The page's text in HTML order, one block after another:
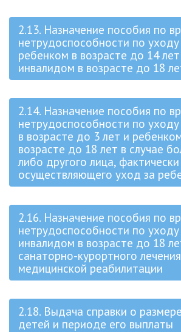
2.13. Назначение пособия по
нетрудоспособности по
ребенком в возрасте до 14
инвалидом в возрасте до 18
2.14. Назначение пособия по
нетрудоспособности по
в возрасте до 3 лет и
возрасте до 18 лет в случае
либо другого лица, фактически
осуществляющего уход за
2.16. Назначение пособия по
нетрудоспособности по
инвалидом в возрасте до 18
санаторно-курортного
медицинской реабилитации
2.18. Выдача справки о
детей и периоде его выплаты